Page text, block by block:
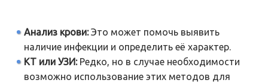
Анализ крови:Это может помочь выявить
наличие инфекции и определить её характер.
КТ или УЗИ:Редко, но в случае необходимости
возможно использование этих методов для